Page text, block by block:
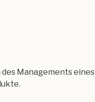
Managements eines